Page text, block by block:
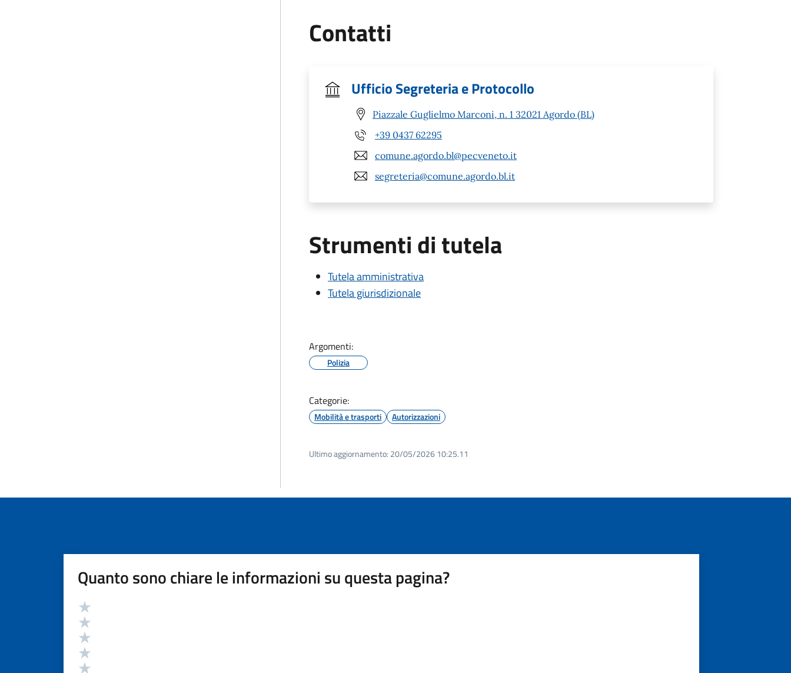
Contatti
Ufficio Segreteria e Protocollo
Piazzale Guglielmo Marconi, n. 1 32021 Agordo (BL)
+39 0437 62295
comune.agordo.bl@pecveneto.it
segreteria@comune.agordo.bl.it
Strumenti di tutela
Tutela amministrativa
Tutela giurisdizionale
Argomenti:
Polizia
Categorie:
Mobilità e trasporti Autorizzazioni
Ultimo aggiornamento: 20/05/2026 10:25.11
Quanto sono chiare le informazioni su questa pagina?
Valutazione